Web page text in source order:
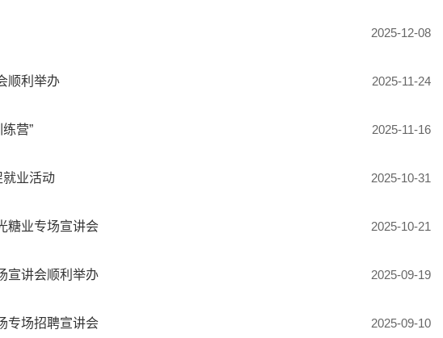
2025-12-08
2025-11-24
顺利举办
2025-11-16
营”
2025-10-31
就业活动
2025-10-21
糖业专场宣讲会
2025-09-19
宣讲会顺利举办
2025-09-10
专场招聘宣讲会